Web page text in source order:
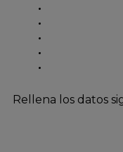
Rellena los datos